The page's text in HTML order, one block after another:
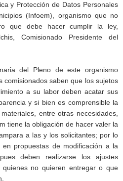
y Protección de Datos Personales
(Infoem), organismo que no
que debe hacer cumplir la ley,
Comisionado Presidente del
del Pleno de este organismo
comisionados saben que los sujetos
a su labor deben acatar sus
y si bien es comprensible la
entre otras necesidades,
tiene la obligación de hacer valer la
a las y los solicitantes; por lo
propuestas de modificación a la
deben realizarse los ajustes
no quieren entregar o que